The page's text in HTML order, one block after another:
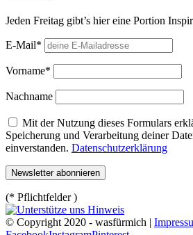
Jeden Freitag gibt’s hier eine Portion
E-Mail*
Vorname*
Nachname
Mit der Nutzung dieses Formulars
Speicherung und Verarbeitung deiner
einverstanden. Datenschutzerklärung
(* Pflichtfelder )
© Copyright 2020 - wasfürmich |